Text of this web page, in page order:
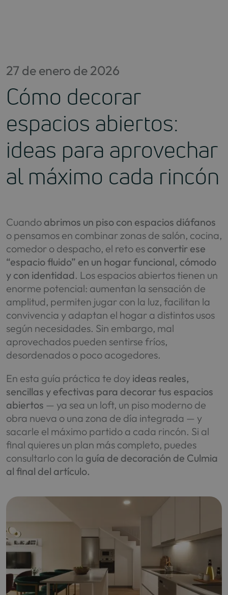
27 de enero de 2026
Cómo decorar
espacios abiertos:
ideas para aprovechar
al máximo cada rincón
Cuando abrimos un piso con espacios diáfanos
o pensamos en combinar zonas de salón, cocina,
comedor o despacho, el reto esconvertir ese
“espacio fluido” en un hogar funcional, cómodo
y con identidad. Los espacios abiertos tienen un
enorme potencial: aumentan la sensación de
amplitud, permiten jugar con la luz, facilitan la
convivencia y adaptan el hogar a distintos usos
según necesidades. Sin embargo, mal
aprovechados pueden sentirse fríos,
desordenados o poco acogedores.
En esta guía práctica te doyideas reales,
sencillas y efectivas para decorar tus espacios
abiertos — ya sea un loft, un piso moderno de
obra nueva o una zona de día integrada — y
sacarle el máximo partido a cada rincón. Si al
final quieres un plan más completo, puedes
consultarlo con la guía de decoración de Culmia
al final del artículo.